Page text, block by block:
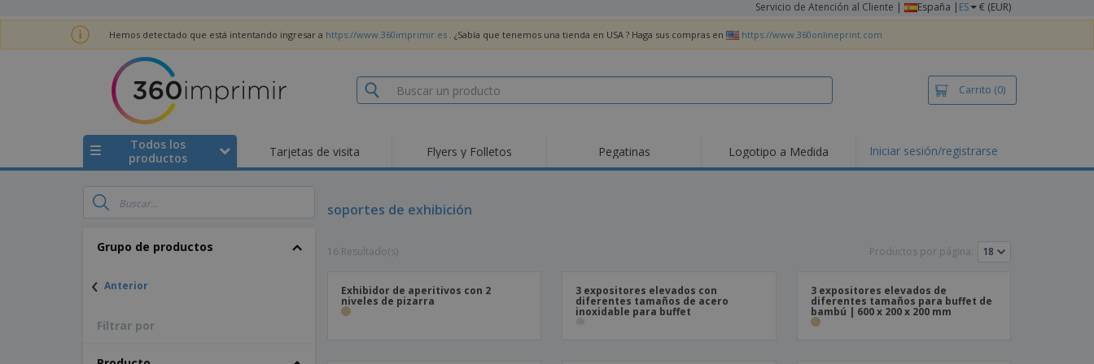
Servicio de Atención al Cliente | España | ES € (EUR)
Hemos detectado que está intentando ingresar a https://www.360imprimir.es . ¿Sabía que tenemos una tienda en USA ? Haga sus compras en https://www.360onlineprint.com
Carrito (0)
Todos los
productos
Tarjetas de visita Flyers y Folletos Pegatinas Logotipo a Medida Iniciar sesión/registrarse
Grupo de productos
‹ Anterior
Filtrar por
soportes de exhibición
16 Resultado(s) Productos por página:
Exhibidor de aperitivos con 2
niveles de pizarra
3 expositores elevados con
diferentes tamaños de acero
inoxidable para buffet
3 expositores elevados de
diferentes tamaños para buffet de
bambú | 600 x 200 x 200 mm